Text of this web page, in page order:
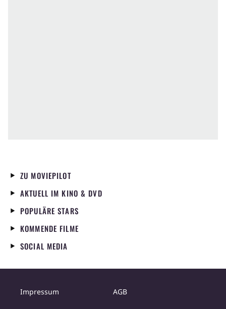
ZU MOVIEPILOT
AKTUELL IM KINO & DVD
POPULÄRE STARS
KOMMENDE FILME
SOCIAL MEDIA
Impressum AGB